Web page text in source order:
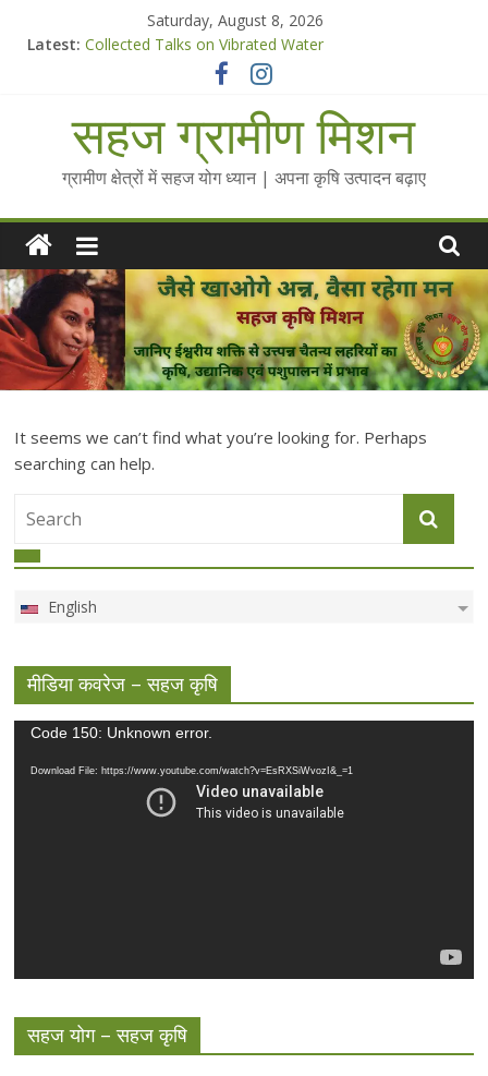
Saturday, August 8, 2026
Latest: Collected Talks on Vibrated Water
सहज कृषि प्रचार-प्रसार किट
Standee Designs @ 2025 for Sahaj Krishi Promotions
Chalo Gaon Ki Or Abhiyaan - 2025-26
सहज ग्रामीण मिशन
ग्रामीण क्षेत्रों में सहज योग ध्यान | अपना कृषि उत्पादन बढ़ाए
It seems we can’t find what you’re looking for. Perhaps
searching can help.
English
मीडिया कवरेज – सहज कृषि
Video
Code 150: Unknown error.
Download File: https://www.youtube.com/watch?v=EsRXSiWvozI&_=1
सहज योग – सहज कृषि